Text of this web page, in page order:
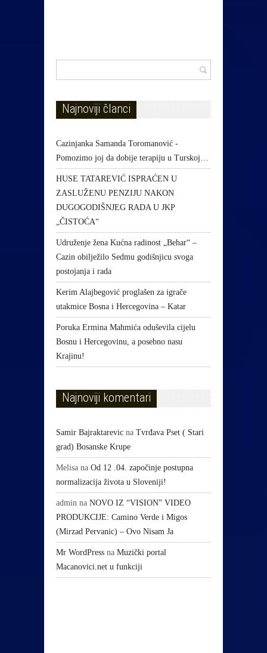
Najnoviji članci
Cazinjanka Samanda Toromanović -
Pomozimo joj da dobije terapiju u Turskoj…
HUSE TATAREVIĆ ISPRAĆEN U
ZASLUŽENU PENZIJU NAKON
DUGOGODIŠNJEG RADA U JKP
„ČISTOĆA“
Udruženje žena Kućna radinost „Behar“ –
Cazin obilježilo Sedmu godišnjicu svoga
postojanja i rada
Kerim Alajbegović proglašen za igrače
utakmice Bosna i Hercegovina – Katar
Poruka Ermina Mahmića oduševila cijelu
Bosnu i Hercegovinu, a posebno nasu
Krajinu!
Najnoviji komentari
Samir Bajraktarevic na Tvrđava Pset ( Stari
grad) Bosanske Krupe
Melisa na Od 12 .04. započinje postupna
normalizacija života u Sloveniji!
admin na NOVO IZ “VISION” VIDEO
PRODUKCIJE: Camino Verde i Migos
(Mirzad Pervanic) – Ovo Nisam Ja
Mr WordPress na Muzički portal
Macanovici.net u funkciji